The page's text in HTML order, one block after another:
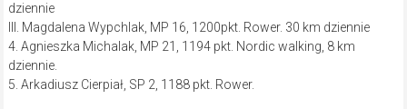
dziennie
III. Magdalena Wypchlak, MP 16, 1200pkt. Rower. 30 km dziennie
4. Agnieszka Michalak, MP 21, 1194 pkt. Nordic walking, 8 km
dziennie.
5. Arkadiusz Cierpiał, SP 2, 1188 pkt. Rower.